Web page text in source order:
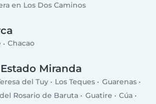
en Los Dos Caminos
Chacao
Miranda
del Tuy Los Teques
Guarenas
Rosario de Baruta
Guatire
Cúa